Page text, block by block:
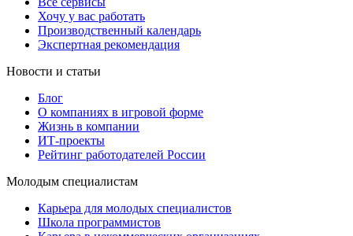
Хочу у вас работать
Производственный календарь
Экспертная рекомендация
Новости и статьи
Блог
О компаниях в игровой форме
Жизнь в компании
ИТ-проекты
Рейтинг работодателей России
Молодым специалистам
Карьера для молодых специалистов
Школа программистов